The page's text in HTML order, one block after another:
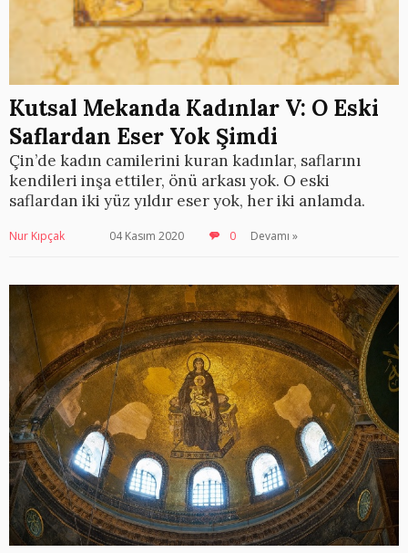
Kutsal Mekanda Kadınlar V: O Eski
Saflardan Eser Yok Şimdi
Çin’de kadın camilerini kuran kadınlar, saflarını
kendileri inşa ettiler, önü arkası yok. O eski
saflardan iki yüz yıldır eser yok, her iki anlamda.
Nur Kıpçak 04 Kasım 2020 0 Devamı »